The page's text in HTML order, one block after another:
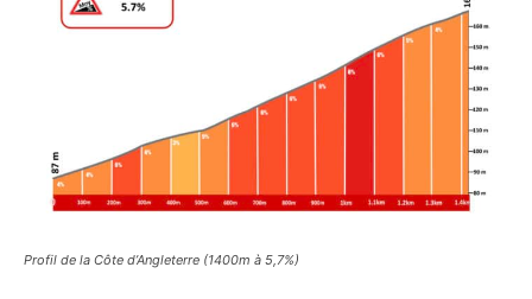
Profil de la Côte d’Angleterre (1400m à 5,7%)